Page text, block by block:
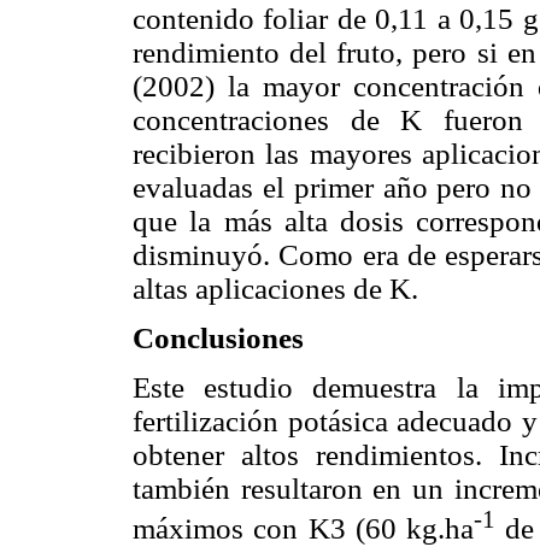
contenido foliar de 0,11 a 0,15
rendimiento del fruto, pero si
(2002) la mayor
concentraciones de K fueron
recibieron las mayores
evaluadas el primer año pero
que la más alta dosis
disminuyó. Como era de
altas aplicaciones de K.
Conclusiones
Este estudio demuestra la
fertilización potásica adecuado
obtener altos rendimientos.
también resultaron en un
máximos con K3 (60 kg.ha-1